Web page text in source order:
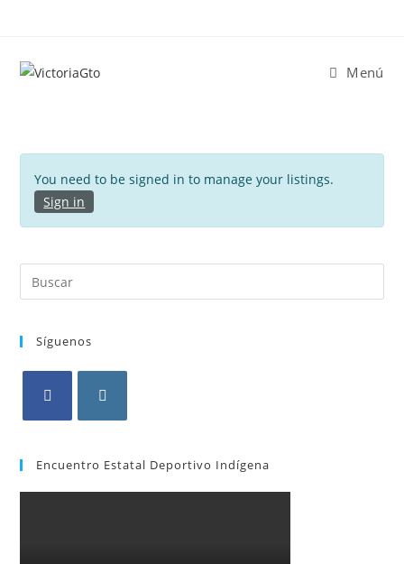
Menú
You need to be signed in to manage your listings.
Sign in
Síguenos
Encuentro Estatal Deportivo Indígena